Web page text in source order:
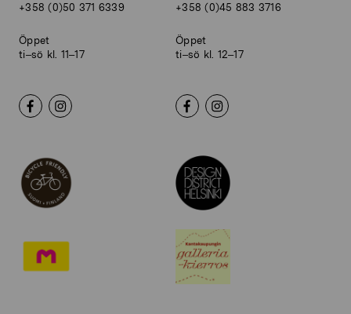
+358 (0)50 371 6339
Öppet
ti–sö kl. 11–17
+358 (0)45 883 3716
Öppet
ti–sö kl. 12–17